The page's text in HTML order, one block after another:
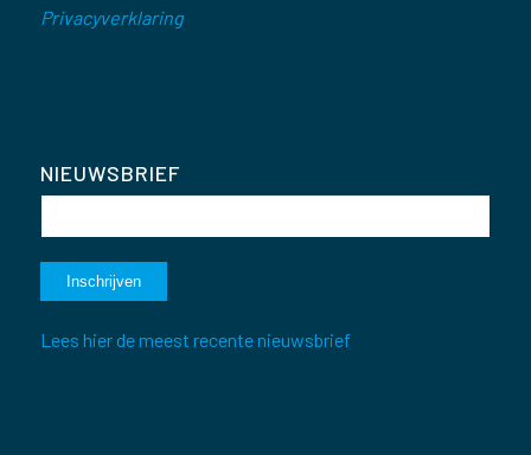
Privacyverklaring
NIEUWSBRIEF
Lees hier de meest recente nieuwsbrief